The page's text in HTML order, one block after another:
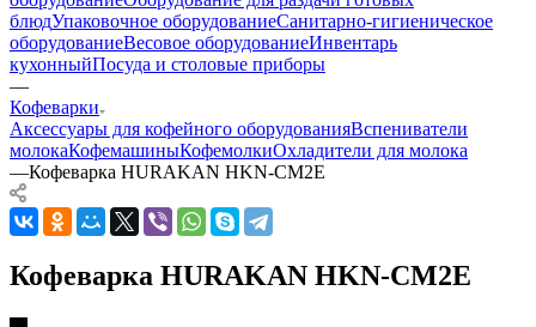
блюдУпаковочное оборудованиеСанитарно-гигиеническое
оборудованиеВесовое оборудованиеИнвентарь
кухонныйПосуда и столовые приборы
—
Кофеварки
Аксессуары для кофейного оборудованияВспениватели
молокаКофемашиныКофемолкиОхладители для молока
—Кофеварка HURAKAN HKN-CM2E
Кофеварка HURAKAN HKN-CM2E